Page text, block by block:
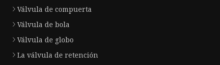
Válvula de compuerta
Válvula de bola
Válvula de globo
La válvula de retención